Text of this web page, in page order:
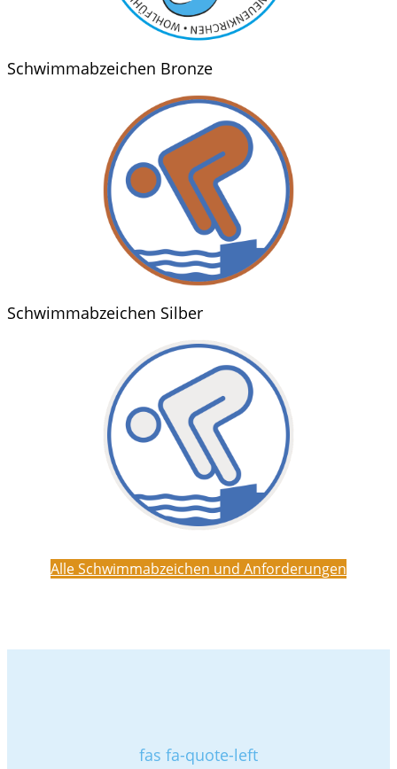
Schwimmabzeichen Bronze
Schwimmabzeichen Silber
Alle Schwimmabzeichen und Anforderungen
fas fa-quote-left